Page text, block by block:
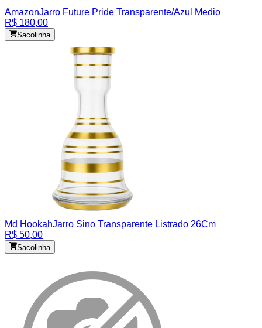
AmazonJarro Future Pride Transparente/Azul Medio
R$ 180,00
Sacolinha
Md HookahJarro Sino Transparente Listrado 26Cm
R$ 50,00
Sacolinha